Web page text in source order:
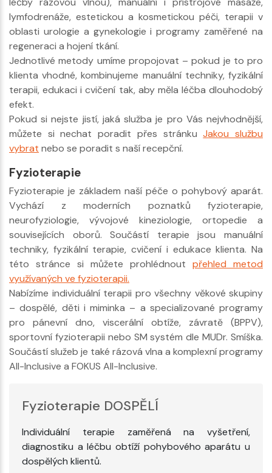
lymfodrenáže, estetickou a kosmetickou péči, terapii v
oblasti urologie a gynekologie i programy zaměřené na
regeneraci a hojení tkání.
Jednotlivé metody umíme propojovat – pokud je to pro
klienta vhodné, kombinujeme manuální techniky, fyzikální
terapii, edukaci i cvičení tak, aby měla léčba dlouhodobý
efekt.
Pokud si nejste jistí, jaká služba je pro Vás nejvhodnější,
můžete si nechat poradit přes stránkuJakou službu
vybrat nebo se poradit s naší recepční.
Fyzioterapie
Fyzioterapie je základem naší péče o pohybový aparát.
Vychází z moderních poznatků fyzioterapie,
neurofyziologie, vývojové kineziologie, ortopedie a
souvisejících oborů. Součástí terapie jsou manuální
techniky, fyzikální terapie, cvičení i edukace klienta. Na
této stránce si můžete prohlédnout přehled metod
využívaných ve fyzioterapii.
Nabízíme individuální terapii pro všechny věkové skupiny
– dospělé, děti i miminka – a specializované programy
pro pánevní dno, viscerální obtíže, závratě (BPPV),
sportovní fyzioterapii nebo SM systém dle MUDr. Smíška.
Součástí služeb je také rázová vlna a komplexní programy
All-Inclusive a FOKUS All-Inclusive.
Fyzioterapie DOSPĚLÍ
Individuální terapie zaměřená na vyšetření,
diagnostiku a léčbu obtíží pohybového aparátu u
dospělých klientů.